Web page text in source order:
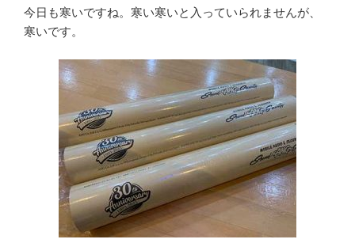
今日も寒いですね。寒い寒いと入っていられませんが、
寒いです。